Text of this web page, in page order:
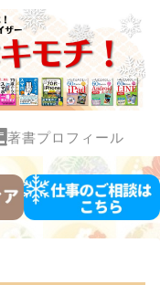
著書プロフィール